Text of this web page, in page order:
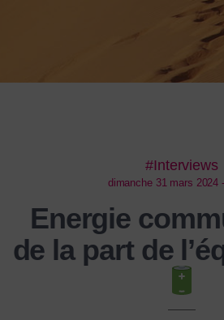
#Interviews
dimanche 31 mars 2024
Energie
de la part de